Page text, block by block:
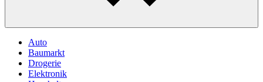
Auto
Baumarkt
Drogerie
Elektronik